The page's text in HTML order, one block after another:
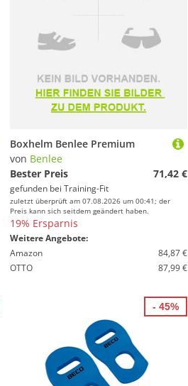
Boxhelm Benlee Premium
von Benlee
Bester Preis
71,42 €
gefunden bei Training-Fit
zuletzt überprüft am 07.08.2026 um 00:41; der
Preis kann sich seitdem geändert haben.
19% Ersparnis
Weitere Angebote:
Amazon
84,87 €
OTTO
87,99 €
- 45%